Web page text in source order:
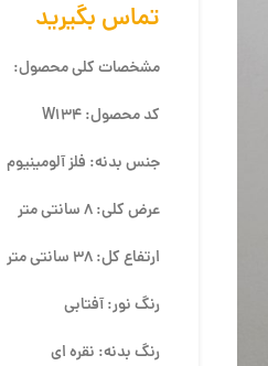
تماس بگیرید
مشخصات کلی محصول:
کد محصول: W134
جنس بدنه: فلز آلومینیوم
عرض کلی: 8 سانتی متر
ارتفاع کل: 38 سانتی متر
رنگ نور: آفتابی
رنگ بدنه: نقره ای